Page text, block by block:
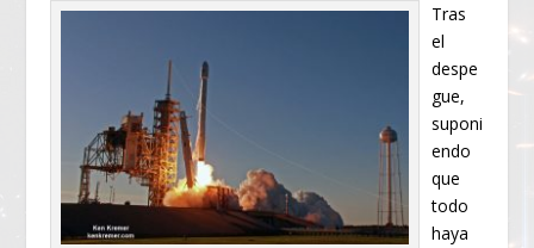
Tras
el
despe
gue,
suponi
endo
que
todo
haya